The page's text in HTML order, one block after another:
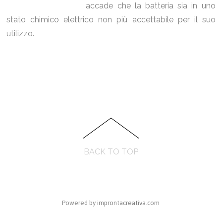
accade che la batteria sia in uno
stato chimico elettrico non più accettabile per il suo
utilizzo.
BACK TO TOP
Powered by improntacreativa.com